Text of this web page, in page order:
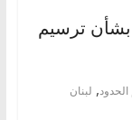
بشأن ترسيم
, لبنان